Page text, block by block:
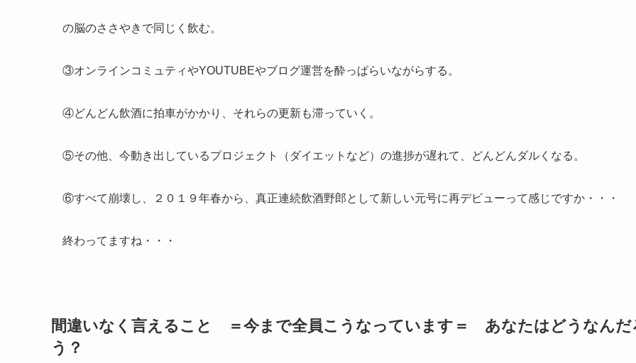
の脳のささやきで同じく飲む。
③オンラインコミュティやYOUTUBEやブログ運営を酔っぱらいながらする。
④どんどん飲酒に拍車がかかり、それらの更新も滞っていく。
⑤その他、今動き出しているプロジェクト（ダイエットなど）の進捗が遅れて、どんどんダルくなる。
⑥すべて崩壊し、２０１９年春から、真正連続飲酒野郎として新しい元号に再デビューって感じですか・・・
終わってますね・・・
間違いなく言えること ＝今まで全員こうなっています＝ あなたはどうなんだ
う？